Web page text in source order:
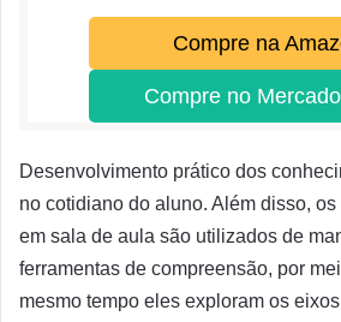
Compre na
Compre no
Desenvolvimento prático dos
no cotidiano do aluno. Além disso,
em sala de aula são utilizados de
ferramentas de compreensão, por
mesmo tempo eles exploram os